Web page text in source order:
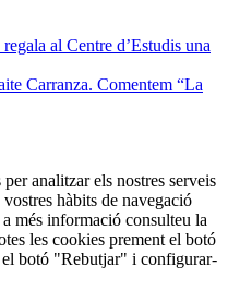
al Centre d’Estudis una
Carranza. Comentem “La
analitzar els nostres serveis
hàbits de navegació
més informació consulteu la
les cookies prement el botó
botó "Rebutjar" i configurar-